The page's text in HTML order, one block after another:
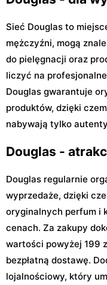
Sieć Douglas to
mężczyźni, mogą
do pielęgnacji oraz
liczyć na
Douglas gwarantuje
produktów, dzięki
nabywają tylko
Douglas -
Douglas regularnie
wyprzedaże, dzięki
oryginalnych perfum i
cenach. Za zakupy
wartości powyżej 199
bezpłatną dostawę.
lojalnościowy, który